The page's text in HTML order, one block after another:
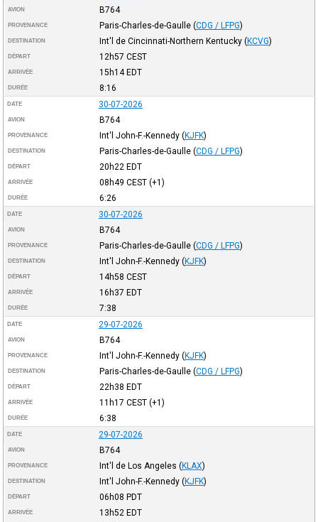
AVION B764
PROVENANCE Paris-Charles-de-Gaulle (CDG / LFPG)
DESTINATION Int'l de Cincinnati-Northern Kentucky (KCVG)
DÉPART 12h57 CEST
ARRIVÉE 15h14EDT
DURÉE 8:16
DATE 30-07-2026
AVION B764
PROVENANCE Int'l John-F.-Kennedy (KJFK)
DESTINATION Paris-Charles-de-Gaulle (CDG / LFPG)
DÉPART 20h22 EDT
ARRIVÉE 08h49 CEST(+1)
DURÉE 6:26
DATE 30-07-2026
AVION B764
PROVENANCE Paris-Charles-de-Gaulle (CDG / LFPG)
DESTINATION Int'l John-F.-Kennedy (KJFK)
DÉPART 14h58 CEST
ARRIVÉE 16h37 EDT
DURÉE 7:38
DATE 29-07-2026
AVION B764
PROVENANCE Int'l John-F.-Kennedy (KJFK)
DESTINATION Paris-Charles-de-Gaulle (CDG / LFPG)
DÉPART 22h38 EDT
ARRIVÉE 11h17 CEST(+1)
DURÉE 6:38
DATE 29-07-2026
AVION B764
PROVENANCE Int'l de Los Angeles (KLAX)
DESTINATION Int'l John-F.-Kennedy (KJFK)
DÉPART 06h08 PDT
ARRIVÉE 13h52 EDT